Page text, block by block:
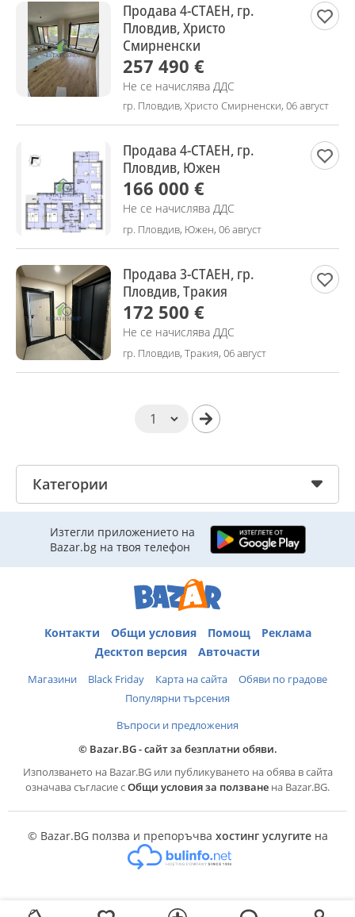
Продава 4-СТАЕН, гр.
Пловдив, Христо
Смирненски
257 490 €
Не се начислява ДДС
гр. Пловдив, Христо Смирненски, 06 август
Продава 4-СТАЕН, гр.
Пловдив, Южен
166 000 €
Не се начислява ДДС
гр. Пловдив, Южен, 06 август
Продава 3-СТАЕН, гр.
Пловдив, Тракия
172 500 €
Не се начислява ДДС
гр. Пловдив, Тракия, 06 август
Категории
Изтегли приложението на
Bazar.bg на твоя телефон
Контакти Общи условия Помощ
Реклама
Десктоп версия
Авточасти
Магазини Black Friday Карта на сайта
Обяви по градове
Популярни търсения
Въпроси и предложения
© Bazar.BG - сайт за безплатни обяви.
Използването на Bazar.BG или публикуването на обява в сайта
означава съгласие сОбщи условия за ползване на Bazar.BG.
© Bazar.BG ползва и препоръчва хостинг услугитена